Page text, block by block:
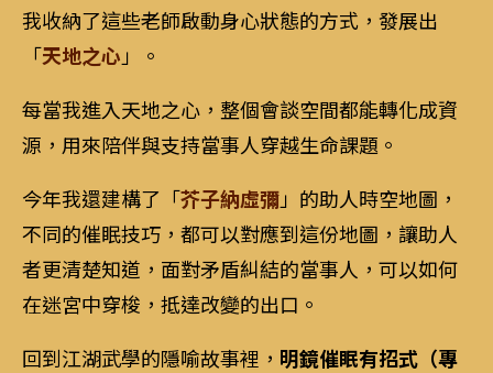
我收納了這些老師啟動身心狀態的方式，發展出
「天地之心 」。
每當我進入天地之心，整個會談空間都能轉化成資
源，用來陪伴與支持當事人穿越生命課題。
今年我還建構了「芥子納虛彌」的助人時空地圖，
不同的催眠技巧，都可以對應到這份地圖，讓助人
者更清楚知道，面對矛盾糾結的當事人，可以如何
在迷宮中穿梭，抵達改變的出口。
回到江湖武學的隱喻故事裡， 明鏡催眠有招式（專